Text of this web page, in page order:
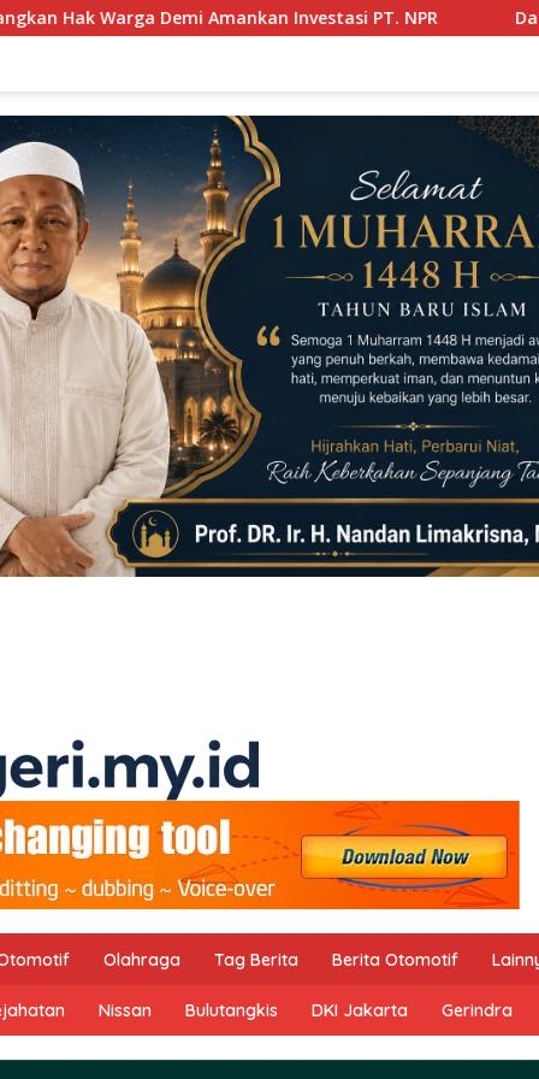
PT. NPR Dalih Kawasan Hutan, Organisasi
Olahraga Tag Berita Berita Otomotif
Nissan Bulutangkis DKI Jakarta Gerindra